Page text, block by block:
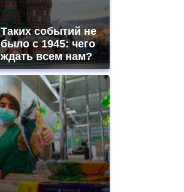
Таких событий не
было с 1945: чего
ждать всем нам?